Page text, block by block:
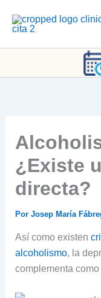
¿Existe
directa?
Por Josep María
Así como existen
alcoholismo, la
complementa